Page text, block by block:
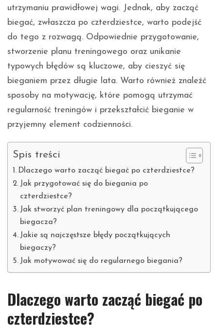
utrzymaniu prawidłowej wagi. Jednak, aby zacząć
biegać, zwłaszcza po czterdziestce, warto podejść
do tego z rozwagą. Odpowiednie przygotowanie,
stworzenie planu treningowego oraz unikanie
typowych błędów są kluczowe, aby cieszyć się
bieganiem przez długie lata. Warto również znaleźć
sposoby na motywację, które pomogą utrzymać
regularność treningów i przekształcić bieganie w
przyjemny element codzienności.
Spis treści
Dlaczego warto zacząć biegać po czterdziestce?
Jak przygotować się do biegania po
czterdziestce?
Jak stworzyć plan treningowy dla początkującego
biegacza?
Jakie są najczęstsze błędy początkujących
biegaczy?
Jak motywować się do regularnego biegania?
Dlaczego warto zacząć biegać po
czterdziestce?